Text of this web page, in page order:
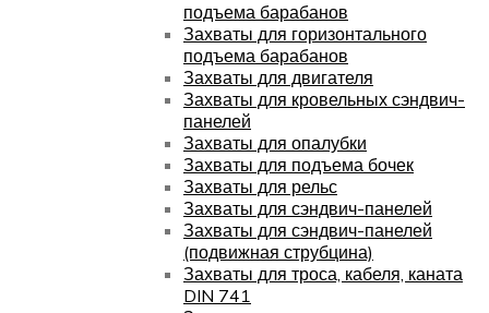
подъема барабанов
Захваты для горизонтального
подъема барабанов
Захваты для двигателя
Захваты для кровельных сэндвич-
панелей
Захваты для опалубки
Захваты для подъема бочек
Захваты для рельс
Захваты для сэндвич-панелей
Захваты для сэндвич-панелей
(подвижная струбцина)
Захваты для троса, кабеля, каната
DIN 741